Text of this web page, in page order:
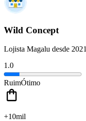
Wild Concept
Lojista Magalu desde 2021
1.0
RuimÓtimo
+10mil